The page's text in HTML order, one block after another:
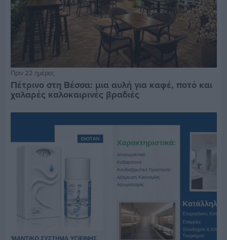
Πριν 22 ημέρες
Πέτρινο στη Βέσσα: μια αυλή για καφέ, ποτό και
χαλαρές καλοκαιρινές βραδιές